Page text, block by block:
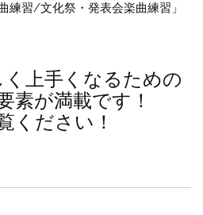
習/文化祭・発表会楽曲練習」
上手くなるための
素が満載です！
ください！